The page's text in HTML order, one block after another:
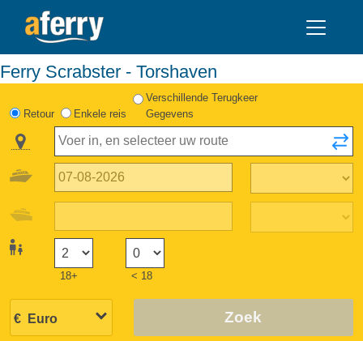
Ferry Scrabster - Torshaven
Retour Enkele reis
Verschillende Terugkeer
Gegevens
18+ < 18
Zoek